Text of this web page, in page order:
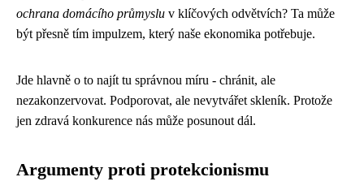
ochrana domácího průmyslu v klíčových odvětvích? Ta může
být přesně tím impulzem, který naše ekonomika potřebuje.
Jde hlavně o to najít tu správnou míru - chránit, ale
nezakonzervovat. Podporovat, ale nevytvářet skleník. Protože
jen zdravá konkurence nás může posunout dál.
Argumenty proti protekcionismu